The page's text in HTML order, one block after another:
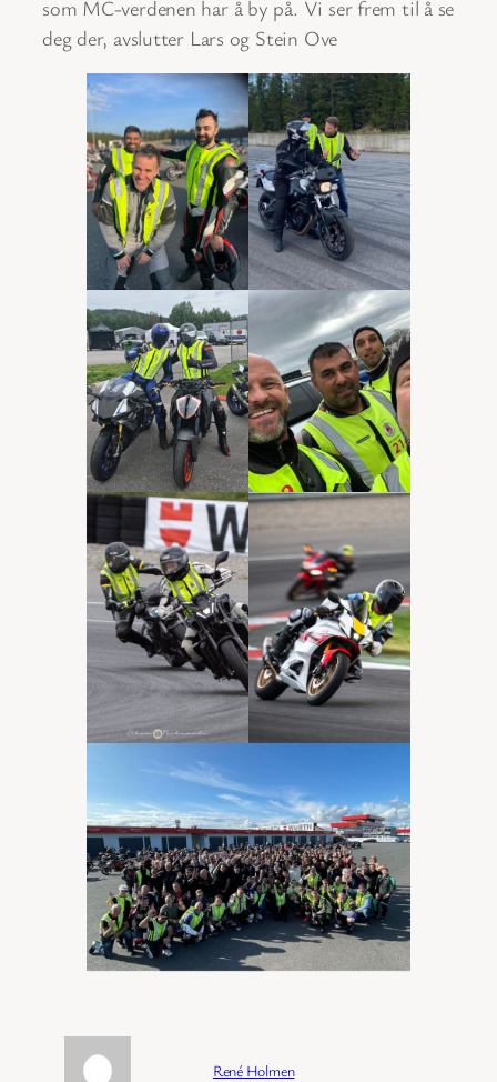
som MC-verdenen har å by på. Vi ser frem til å se
deg der, avslutter Lars og Stein Ove
René Holmen